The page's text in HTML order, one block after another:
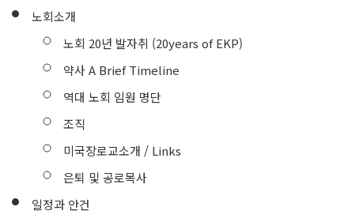
노회소개
노회 20년 발자취 (20years of EKP)
약사 A Brief Timeline
역대 노회 임원 명단
조직
미국장로교소개 / Links
은퇴 및 공로목사
일정과 안건